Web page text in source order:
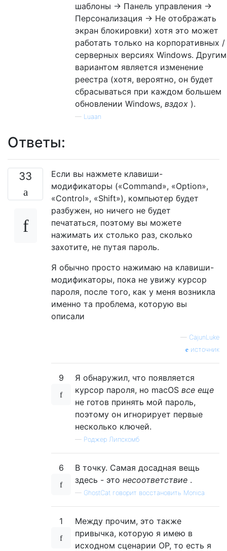
шаблоны -> Панель управления ->
Персонализация -> Не отображать
экран блокировки) хотя это может
работать только на корпоративных /
серверных версиях Windows. Другим
вариантом является изменение
реестра (хотя, вероятно, он будет
сбрасываться при каждом большем
обновлении Windows, вздох ).
— Luaan
Ответы:
33
Если вы нажмете клавиши-
модификаторы («Command», «Option»,
«Control», «Shift»), компьютер будет
разбужен, но ничего не будет
печататься, поэтому вы можете
нажимать их столько раз, сколько
захотите, не путая пароль.
Я обычно просто нажимаю на клавиши-
модификаторы, пока не увижу курсор
пароля, после того, как у меня возникла
именно та проблема, которую вы
описали
— CajunLuke
источник
9
Я обнаружил, что появляется
курсор пароля, но macOS все еще
не готов принять мой пароль,
поэтому он игнорирует первые
несколько ключей.
— Роджер Липскомб
6
В точку. Самая досадная вещь
здесь - это несоответствие .
— GhostCat говорит восстановить Monica
1
Между прочим, это также
привычка, которую я имею в
исходном сценарии OP, то есть я